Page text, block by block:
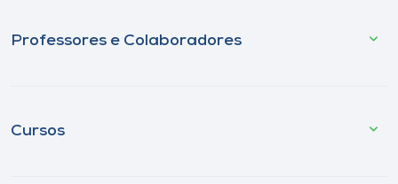
Professores e Colaboradores
Cursos